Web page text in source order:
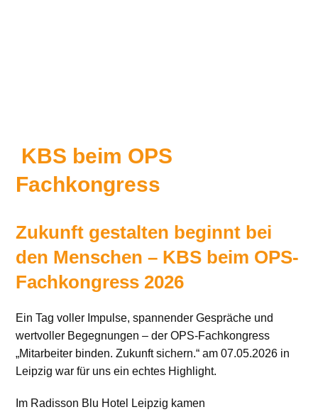
KBS beim OPS
Fachkongress
Zukunft gestalten beginnt bei
den Menschen – KBS beim OPS-
Fachkongress 2026
Ein Tag voller Impulse, spannender Gespräche und
wertvoller Begegnungen – der OPS-Fachkongress
„Mitarbeiter binden. Zukunft sichern.“ am 07.05.2026 in
Leipzig war für uns ein echtes Highlight.
Im Radisson Blu Hotel Leipzig kamen